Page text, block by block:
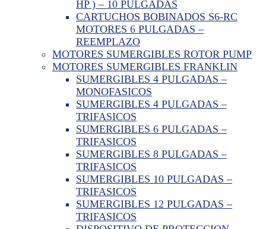
HP ) – 10 PULGADAS
CARTUCHOS BOBINADOS S6-RC
MOTORES 6 PULGADAS –
REEMPLAZO
MOTORES SUMERGIBLES ROTOR PUMP
MOTORES SUMERGIBLES FRANKLIN
SUMERGIBLES 4 PULGADAS –
MONOFASICOS
SUMERGIBLES 4 PULGADAS –
TRIFASICOS
SUMERGIBLES 6 PULGADAS –
TRIFASICOS
SUMERGIBLES 8 PULGADAS –
TRIFASICOS
SUMERGIBLES 10 PULGADAS –
TRIFASICOS
SUMERGIBLES 12 PULGADAS –
TRIFASICOS